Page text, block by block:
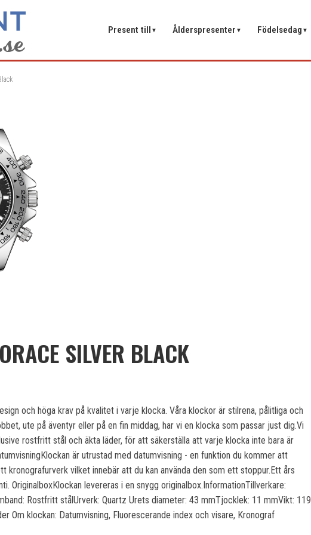
Present till ▼ Ålderspresenter ▼ Födelsedag ▼
SILVER BLACK
och höga krav på kvalitet i varje klocka. Våra klockor är stilrena, pålitliga och
ute på äventyr eller på en fin middag, har vi en klocka som passar just dig.Vi
rostfritt stål och äkta läder, för att säkerställa att varje klocka inte bara är
är utrustad med datumvisning - en funktion du kommer att
kronografurverk vilket innebär att du kan använda den som ett stoppur.Ett års
OriginalboxKlockan levereras i en snygg originalbox.InformationTillverkare:
Rostfritt stålUrverk: Quartz Urets diameter: 43 mmTjocklek: 11 mmVikt: 119
Om klockan: Datumvisning, Fluorescerande index och visare, Kronograf